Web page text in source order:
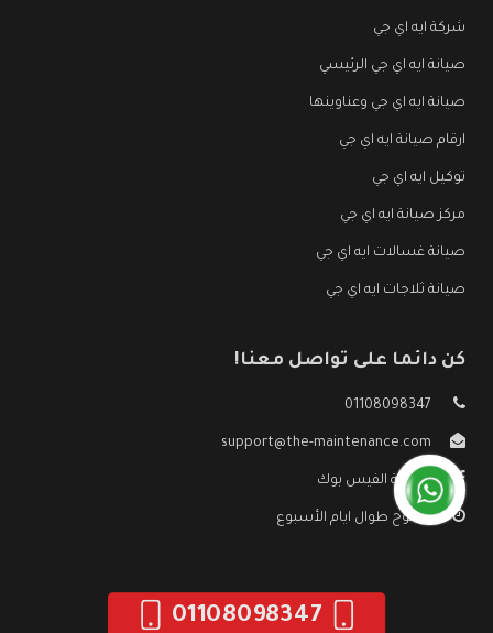
شركة ايه اي جي
صيانة ايه اي جي الرئيسي
صيانة ايه اي جي وعناوينها
ارقام صيانة ايه اي جي
توكيل ايه اي جي
مركز صيانة ايه اي جي
صيانة غسالات ايه اي جي
صيانة ثلاجات ايه اي جي
كن دائما على تواصل معنا!
01108098347
support@the-maintenance.com
صفحة الفيس بوك
مفتوح طوال ايام الأسبوع
01108098347